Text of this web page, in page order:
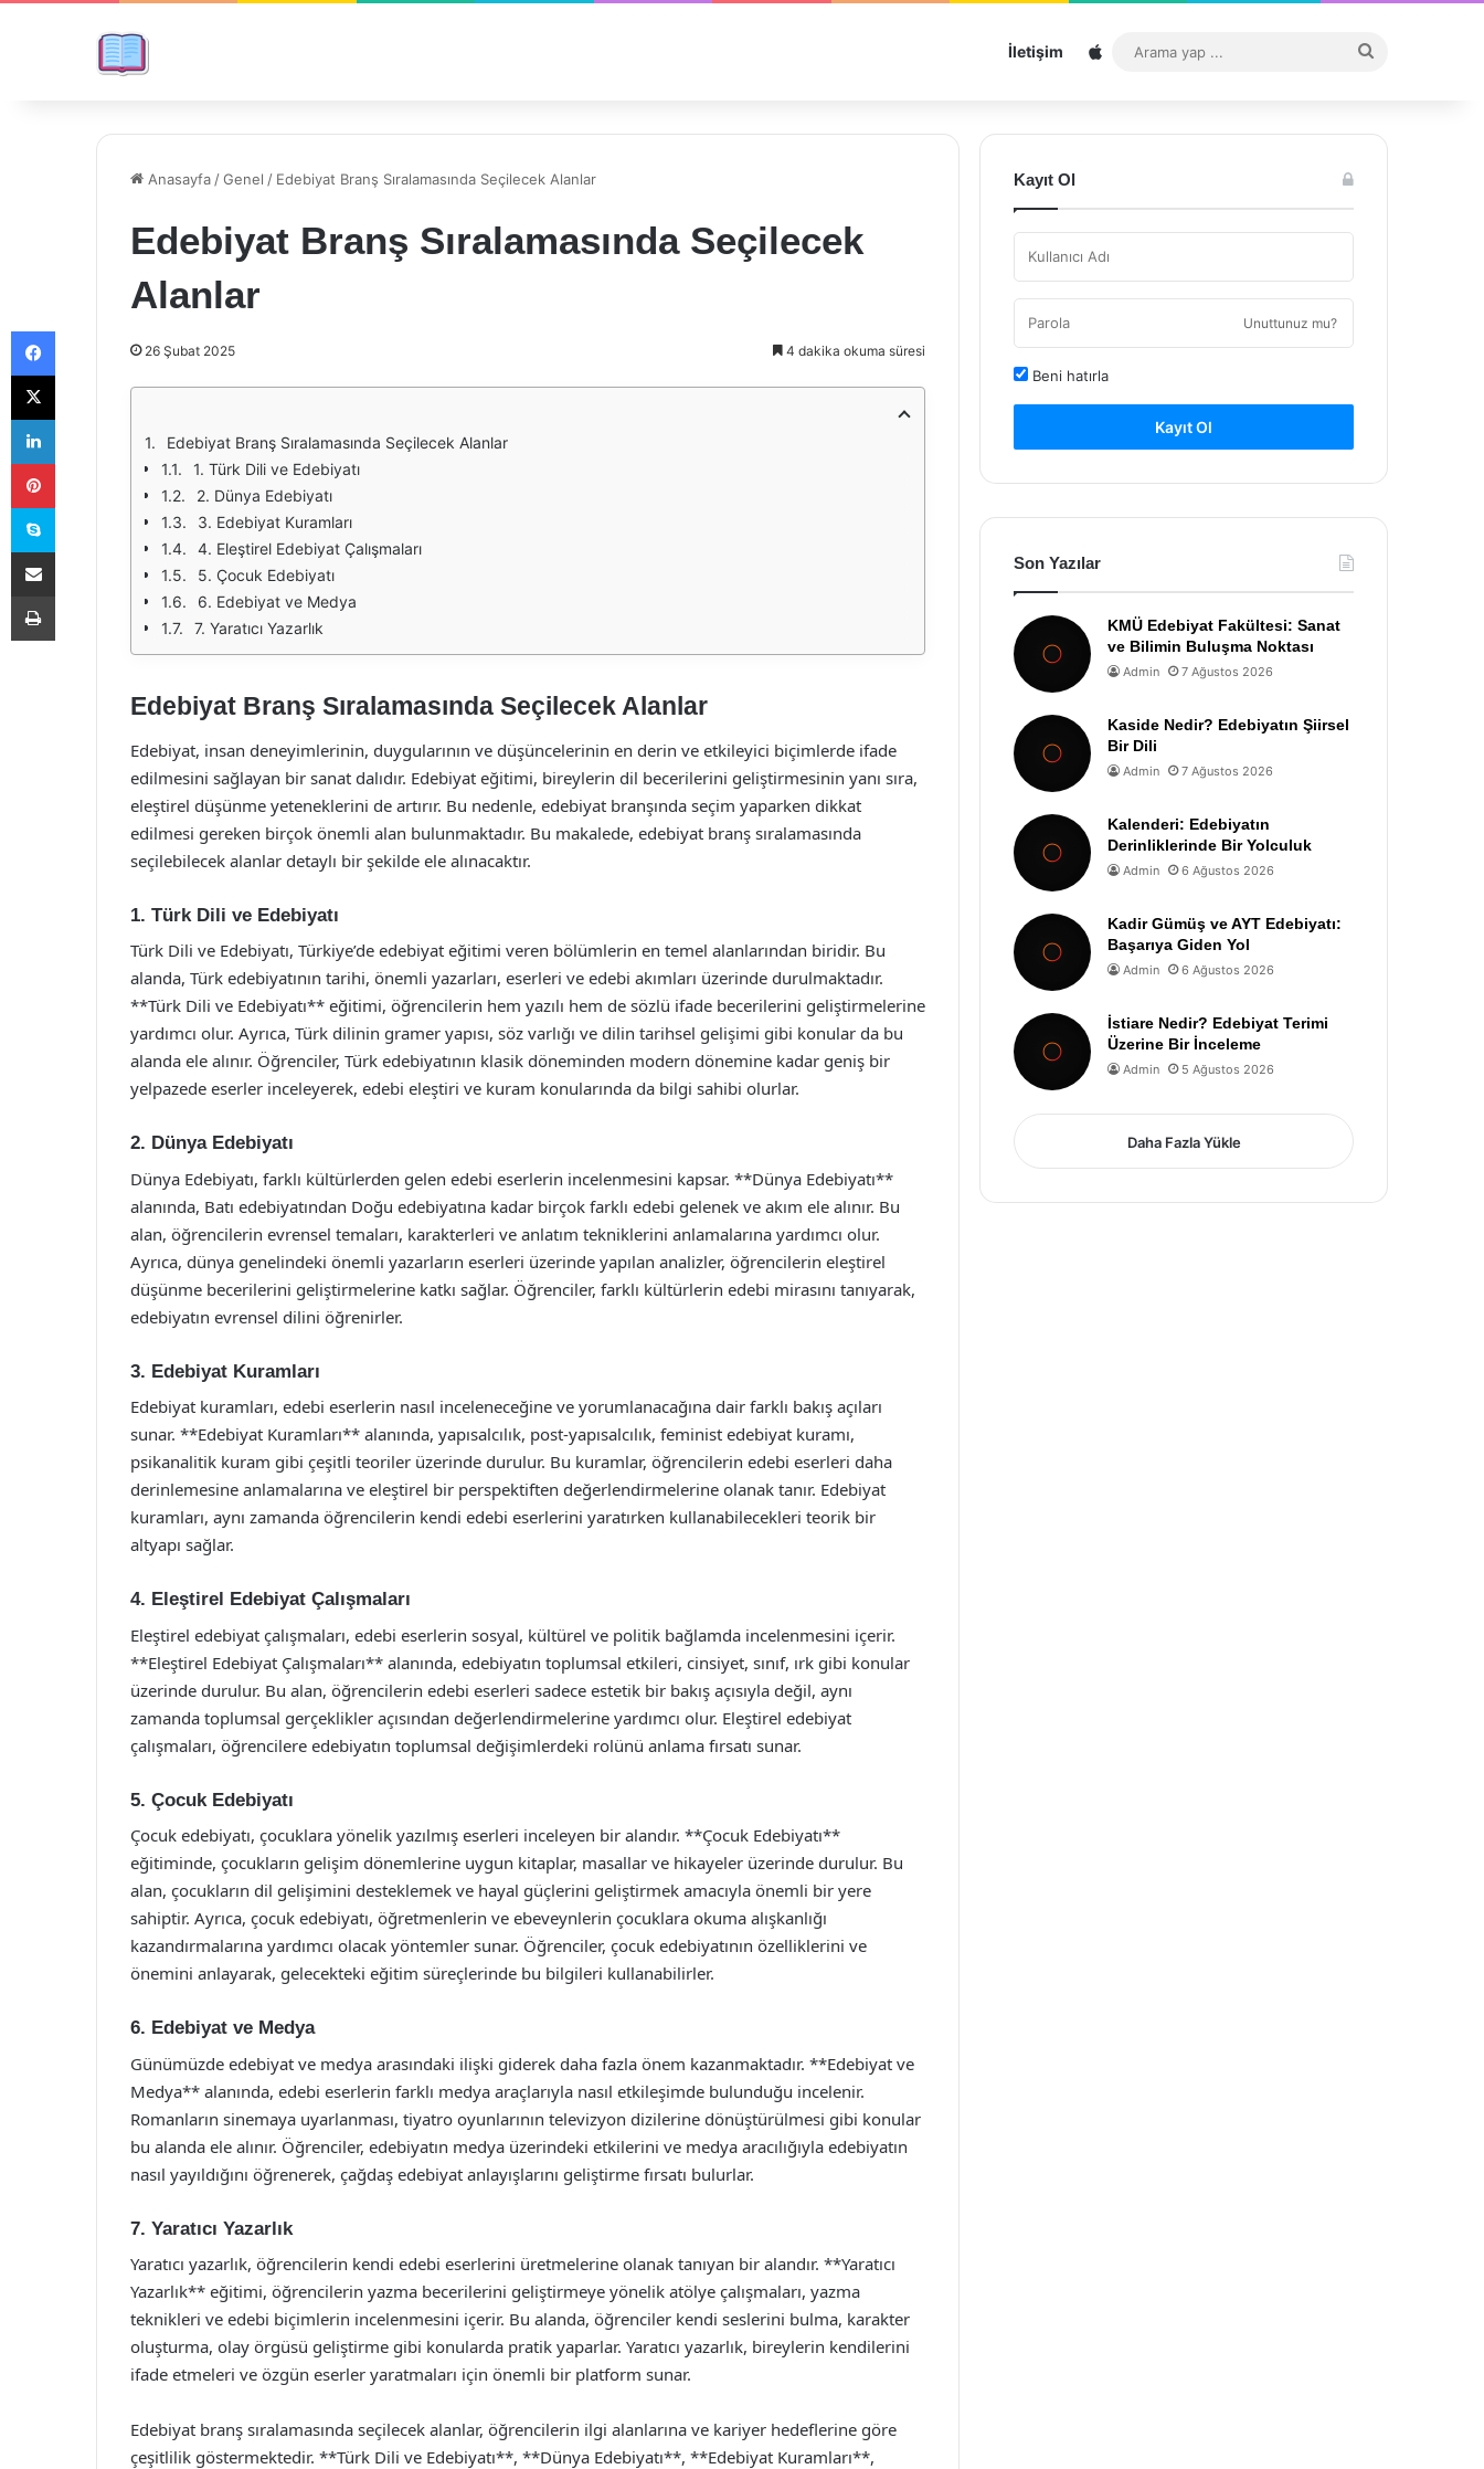
İletişim Sitemap
...
Anasayfa /Genel / Edebiyat Branş Sıralamasında Seçilecek Alanlar
Edebiyat Branş Sıralamasında Seçilecek
Alanlar
26 Şubat 2025 4 dakika okuma süresi
Edebiyat Branş Sıralamasında Seçilecek Alanlar
1. Türk Dili ve Edebiyatı
2. Dünya Edebiyatı
3. Edebiyat Kuramları
4. Eleştirel Edebiyat Çalışmaları
5. Çocuk Edebiyatı
6. Edebiyat ve Medya
7. Yaratıcı Yazarlık
Edebiyat Branş Sıralamasında Seçilecek Alanlar
Edebiyat, insan deneyimlerinin, duygularının ve düşüncelerinin en derin ve etkileyici biçimlerde ifade
edilmesini sağlayan bir sanat dalıdır. Edebiyat eğitimi, bireylerin dil becerilerini geliştirmesinin yanı sıra,
eleştirel düşünme yeteneklerini de artırır. Bu nedenle, edebiyat branşında seçim yaparken dikkat
edilmesi gereken birçok önemli alan bulunmaktadır. Bu makalede, edebiyat branş sıralamasında
seçilebilecek alanlar detaylı bir şekilde ele alınacaktır.
1. Türk Dili ve Edebiyatı
Türk Dili ve Edebiyatı, Türkiye’de edebiyat eğitimi veren bölümlerin en temel alanlarından biridir. Bu
alanda, Türk edebiyatının tarihi, önemli yazarları, eserleri ve edebi akımları üzerinde durulmaktadır.
**Türk Dili ve Edebiyatı** eğitimi, öğrencilerin hem yazılı hem de sözlü ifade becerilerini geliştirmelerine
yardımcı olur. Ayrıca, Türk dilinin gramer yapısı, söz varlığı ve dilin tarihsel gelişimi gibi konular da bu
alanda ele alınır. Öğrenciler, Türk edebiyatının klasik döneminden modern dönemine kadar geniş bir
yelpazede eserler inceleyerek, edebi eleştiri ve kuram konularında da bilgi sahibi olurlar.
2. Dünya Edebiyatı
Dünya Edebiyatı, farklı kültürlerden gelen edebi eserlerin incelenmesini kapsar. **Dünya Edebiyatı**
alanında, Batı edebiyatından Doğu edebiyatına kadar birçok farklı edebi gelenek ve akım ele alınır. Bu
alan, öğrencilerin evrensel temaları, karakterleri ve anlatım tekniklerini anlamalarına yardımcı olur.
Ayrıca, dünya genelindeki önemli yazarların eserleri üzerinde yapılan analizler, öğrencilerin eleştirel
düşünme becerilerini geliştirmelerine katkı sağlar. Öğrenciler, farklı kültürlerin edebi mirasını tanıyarak,
edebiyatın evrensel dilini öğrenirler.
3. Edebiyat Kuramları
Edebiyat kuramları, edebi eserlerin nasıl inceleneceğine ve yorumlanacağına dair farklı bakış açıları
sunar. **Edebiyat Kuramları** alanında, yapısalcılık, post-yapısalcılık, feminist edebiyat kuramı,
psikanalitik kuram gibi çeşitli teoriler üzerinde durulur. Bu kuramlar, öğrencilerin edebi eserleri daha
derinlemesine anlamalarına ve eleştirel bir perspektiften değerlendirmelerine olanak tanır. Edebiyat
kuramları, aynı zamanda öğrencilerin kendi edebi eserlerini yaratırken kullanabilecekleri teorik bir
altyapı sağlar.
4. Eleştirel Edebiyat Çalışmaları
Eleştirel edebiyat çalışmaları, edebi eserlerin sosyal, kültürel ve politik bağlamda incelenmesini içerir.
**Eleştirel Edebiyat Çalışmaları** alanında, edebiyatın toplumsal etkileri, cinsiyet, sınıf, ırk gibi konular
üzerinde durulur. Bu alan, öğrencilerin edebi eserleri sadece estetik bir bakış açısıyla değil, aynı
zamanda toplumsal gerçeklikler açısından değerlendirmelerine yardımcı olur. Eleştirel edebiyat
çalışmaları, öğrencilere edebiyatın toplumsal değişimlerdeki rolünü anlama fırsatı sunar.
5. Çocuk Edebiyatı
Çocuk edebiyatı, çocuklara yönelik yazılmış eserleri inceleyen bir alandır. **Çocuk Edebiyatı**
eğitiminde, çocukların gelişim dönemlerine uygun kitaplar, masallar ve hikayeler üzerinde durulur. Bu
alan, çocukların dil gelişimini desteklemek ve hayal güçlerini geliştirmek amacıyla önemli bir yere
sahiptir. Ayrıca, çocuk edebiyatı, öğretmenlerin ve ebeveynlerin çocuklara okuma alışkanlığı
kazandırmalarına yardımcı olacak yöntemler sunar. Öğrenciler, çocuk edebiyatının özelliklerini ve
önemini anlayarak, gelecekteki eğitim süreçlerinde bu bilgileri kullanabilirler.
6. Edebiyat ve Medya
Günümüzde edebiyat ve medya arasındaki ilişki giderek daha fazla önem kazanmaktadır. **Edebiyat ve
Medya** alanında, edebi eserlerin farklı medya araçlarıyla nasıl etkileşimde bulunduğu incelenir.
Romanların sinemaya uyarlanması, tiyatro oyunlarının televizyon dizilerine dönüştürülmesi gibi konular
bu alanda ele alınır. Öğrenciler, edebiyatın medya üzerindeki etkilerini ve medya aracılığıyla edebiyatın
nasıl yayıldığını öğrenerek, çağdaş edebiyat anlayışlarını geliştirme fırsatı bulurlar.
7. Yaratıcı Yazarlık
Yaratıcı yazarlık, öğrencilerin kendi edebi eserlerini üretmelerine olanak tanıyan bir alandır. **Yaratıcı
Yazarlık** eğitimi, öğrencilerin yazma becerilerini geliştirmeye yönelik atölye çalışmaları, yazma
teknikleri ve edebi biçimlerin incelenmesini içerir. Bu alanda, öğrenciler kendi seslerini bulma, karakter
oluşturma, olay örgüsü geliştirme gibi konularda pratik yaparlar. Yaratıcı yazarlık, bireylerin kendilerini
ifade etmeleri ve özgün eserler yaratmaları için önemli bir platform sunar.
Edebiyat branş sıralamasında seçilecek alanlar, öğrencilerin ilgi alanlarına ve kariyer hedeflerine göre
çeşitlilik göstermektedir. **Türk Dili ve Edebiyatı**, **Dünya Edebiyatı**, **Edebiyat Kuramları**,
Kayıt Ol
Unuttunuz mu?
Beni hatırla
Kayıt Ol
Son Yazılar
KMÜ Edebiyat Fakültesi: Sanat
ve Bilimin Buluşma Noktası
Admin 7 Ağustos 2026
Kaside Nedir? Edebiyatın Şiirsel
Bir Dili
Admin 7 Ağustos 2026
Kalenderi: Edebiyatın
Derinliklerinde Bir Yolculuk
Admin 6 Ağustos 2026
Kadir Gümüş ve AYT Edebiyatı:
Başarıya Giden Yol
Admin 6 Ağustos 2026
İstiare Nedir? Edebiyat Terimi
Üzerine Bir İnceleme
Admin 5 Ağustos 2026
Daha Fazla Yükle
Facebook
X
LinkedIn
Pinterest
Skype
E-Posta ile paylaş